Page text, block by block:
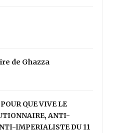
de Ghazza
POUR QUE VIVE LE
ANTI-
IMPERIALISTE DU 11